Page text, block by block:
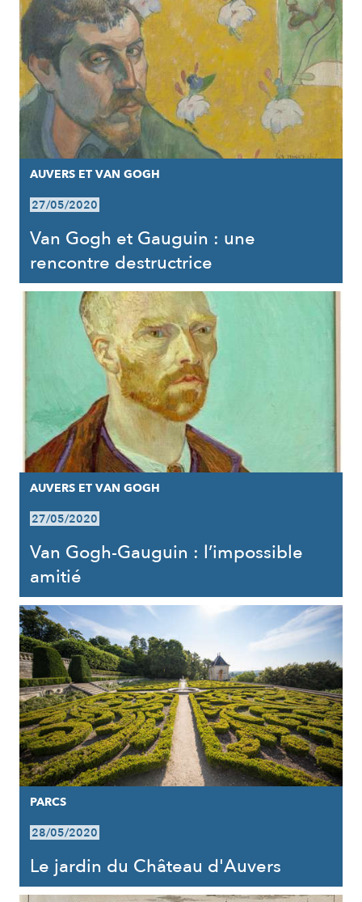
AUVERS ET VAN GOGH
27/05/2020
Van Gogh et Gauguin : une
rencontre destructrice
AUVERS ET VAN GOGH
27/05/2020
Van Gogh-Gauguin : l’impossible
amitié
PARCS
28/05/2020
Le jardin du Château d'Auvers